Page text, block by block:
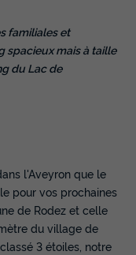
Salle de bain
chambre)
familiales et
spacieux mais à taille
du Lac de
l'Aveyron que le
pour vos prochaines
de Rodez et celle
du village de
3 étoiles, notre